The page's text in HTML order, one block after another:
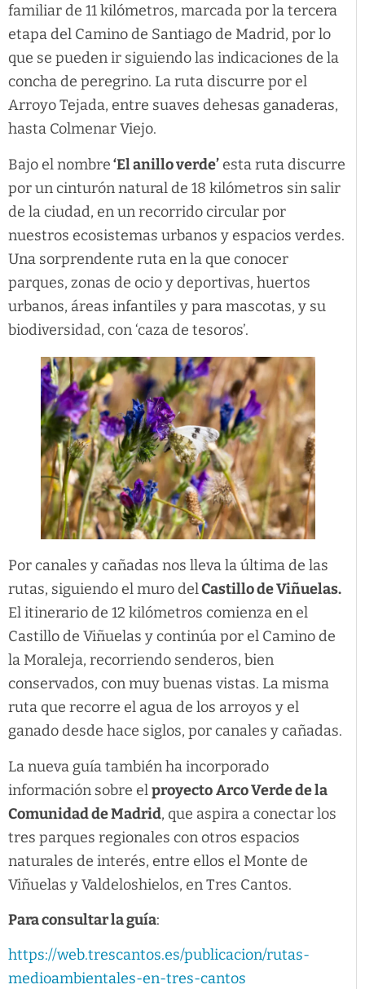
familiar de 11 kilómetros, marcada por la tercera
etapa del Camino de Santiago de Madrid, por lo
que se pueden ir siguiendo las indicaciones de la
concha de peregrino. La ruta discurre por el
Arroyo Tejada, entre suaves dehesas ganaderas,
hasta Colmenar Viejo.
Bajo el nombre‘El anillo verde’ esta ruta discurre
por un cinturón natural de 18 kilómetros sin salir
de la ciudad, en un recorrido circular por
nuestros ecosistemas urbanos y espacios verdes.
Una sorprendente ruta en la que conocer
parques, zonas de ocio y deportivas, huertos
urbanos, áreas infantiles y para mascotas, y su
biodiversidad, con ‘caza de tesoros’.
Por canales y cañadas nos lleva la última de las
rutas, siguiendo el muro delCastillo de Viñuelas.
El itinerario de 12 kilómetros comienza en el
Castillo de Viñuelas y continúa por el Camino de
la Moraleja, recorriendo senderos, bien
conservados, con muy buenas vistas. La misma
ruta que recorre el agua de los arroyos y el
ganado desde hace siglos, por canales y cañadas.
La nueva guía también ha incorporado
información sobre elproyectoArco Verde de la
Comunidad de Madrid, que aspira a conectar los
tres parques regionales con otros espacios
naturales de interés, entre ellos el Monte de
Viñuelas y Valdeloshielos, en Tres Cantos.
Para consultar la guía:
https://web.trescantos.es/publicacion/rutas-
medioambientales-en-tres-cantos